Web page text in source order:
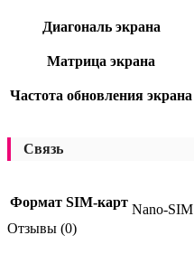
Диагональ экрана
Матрица экрана
Частота обновления экрана
Связь
Формат SIM-карт Nano-SIM
Отзывы (0)